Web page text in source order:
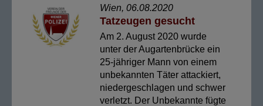
Wien, 06.08.2020
Tatzeugen gesucht
Am 2. August 2020 wurde
unter der Augartenbrücke ein
25-jähriger Mann von einem
unbekannten Täter attackiert,
niedergeschlagen und schwer
verletzt. Der Unbekannte fügte